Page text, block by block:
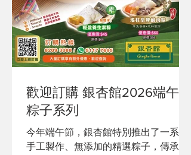
歡迎訂購 銀杏館2026端午節
粽子系列
今年端午節，銀杏館特別推出了一系列
手工製作、無添加的精選粽子，傳承香